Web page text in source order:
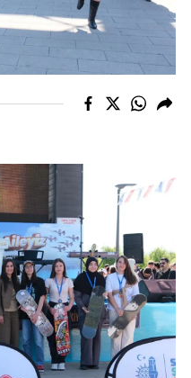
Yozgat
Zonguldak
Aksaray
Kırıkkale
Batman
Şırnak
Bartın
Ardahan